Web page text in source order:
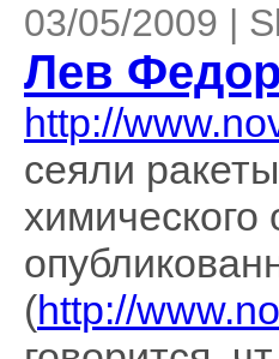
03/05/2009 |
Лев
http://
сеяли
(http://